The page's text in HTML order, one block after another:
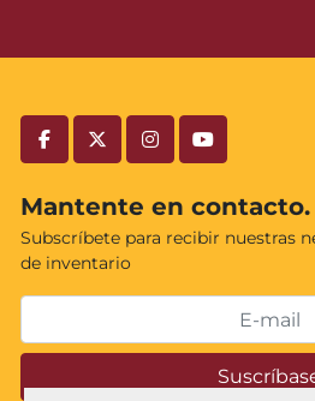
facebooktwitterinstagramyoutube
Mantente en contacto.
Subscríbete para recibir nuestras
de inventario